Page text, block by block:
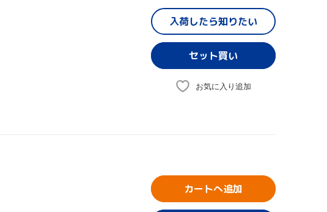
入荷したら知りたい
お気に入り追加
カートへ追加